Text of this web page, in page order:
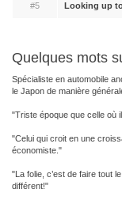
#5 Looking up
Quelques mots
Spécialiste en automobile
le Japon de manière
"Triste époque que celle où
"Celui qui croit en une
économiste."
"La folie, c’est de faire tout
différent!"